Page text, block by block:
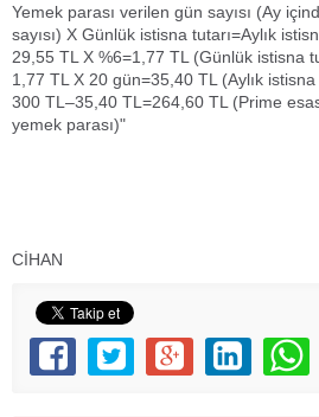
Yemek parası verilen gün sayısı (Ay
sayısı) X Günlük istisna tutarı=Aylık
29,55 TL X %6=1,77 TL (Günlük istisna
1,77 TL X 20 gün=35,40 TL (Aylık istisna
300 TL–35,40 TL=264,60 TL (Prime
yemek parası)"
CİHAN